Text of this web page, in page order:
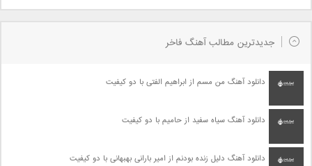
جدیدترین مطالب آهنگ فاخر
دانلود آهنگ من مسم از ابراهیم الفتی با دو کیفیت
دانلود آهنگ سیاه سفید از حامیم با دو کیفیت
دانلود آهنگ دلیل زنده بودنم از امیر بارانی بهبهانی با دو کیفیت